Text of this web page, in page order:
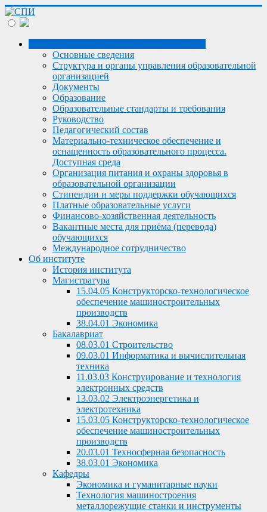
Основные сведения
Структура и органы управления образовательной
организацией
Документы
Образование
Образовательные стандарты и требования
Руководство
Педагогический состав
Материально-техническое обеспечение и
оснащенность образовательного процесса.
Доступная среда
Организация питания и охраны здоровья в
образовательной организации
Стипендии и меры поддержки обучающихся
Платные образовательные услуги
Финансово-хозяйственная деятельность
Вакантные места для приёма (перевода)
обучающихся
Международное сотрудничество
Об институте
История института
Магистратура
15.04.05 Конструкторско-технологическое
обеспечение машиностроительных
производств
38.04.01 Экономика
Бакалавриат
08.03.01 Строительство
09.03.01 Информатика и вычислительная
техника
11.03.03 Конструирование и технология
электронных средств
13.03.02 Электроэнергетика и
электротехника
15.03.05 Конструкторско-технологическое
обеспечение машиностроительных
производств
20.03.01 Техносферная безопасность
38.03.01 Экономика
Кафедры
Экономика и гуманитарные науки
Технология машиностроения
металлорежущие станки и инструменты